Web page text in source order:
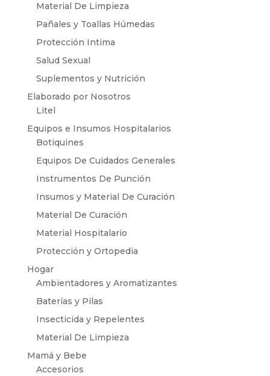
Material De Limpieza
Pañales y Toallas Húmedas
Protección Intima
Salud Sexual
Suplementos y Nutrición
Elaborado por Nosotros
Litel
Equipos e Insumos Hospitalarios
Botiquines
Equipos De Cuidados Generales
Instrumentos De Punción
Insumos y Material De Curación
Material De Curación
Material Hospitalario
Protección y Ortopedia
Hogar
Ambientadores y Aromatizantes
Baterías y Pilas
Insecticida y Repelentes
Material De Limpieza
Mamá y Bebe
Accesorios